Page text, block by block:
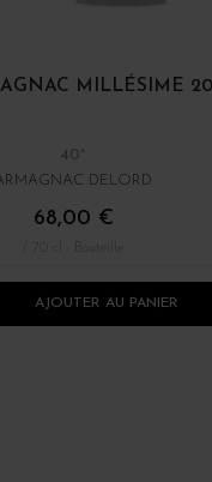
MILLÉSIME
40°
DELORD
68,00 €
AJOUTER AU PANIER